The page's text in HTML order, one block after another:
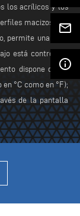
los acrílicos y los
macizos). La
permite una fácil
está controlado
dispone de un
°C como en °F);
de la pantalla
mail_outline
info_outline